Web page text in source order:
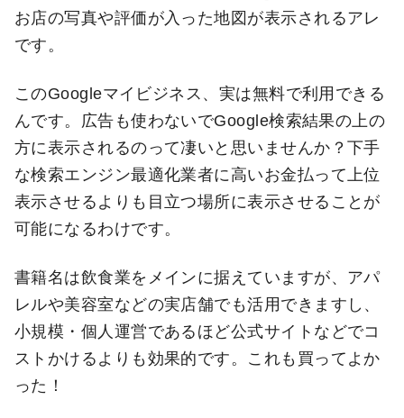
お店の写真や評価が入った地図が表示されるアレ
です。
このGoogleマイビジネス、実は無料で利用できる
んです。広告も使わないでGoogle検索結果の上の
方に表示されるのって凄いと思いませんか？下手
な検索エンジン最適化業者に高いお金払って上位
表示させるよりも目立つ場所に表示させることが
可能になるわけです。
書籍名は飲食業をメインに据えていますが、アパ
レルや美容室などの実店舗でも活用できますし、
小規模・個人運営であるほど公式サイトなどでコ
ストかけるよりも効果的です。これも買ってよか
った！